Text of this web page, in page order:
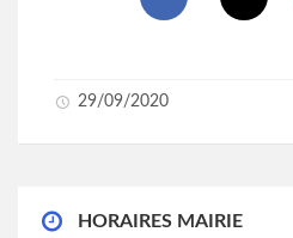
29/09/2020
HORAIRES MAIRIE